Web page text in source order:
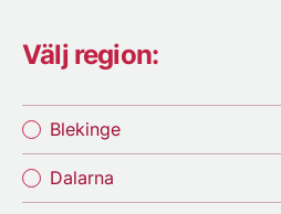
Välj region:
Blekinge
Dalarna